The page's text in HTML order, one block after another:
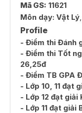
Mã GS: 11621
Môn dạy: Vật Lý,
Profile
- Điểm thi Đánh
- Điểm thi Tốt
26,25đ
- Điểm TB GPA
- Lớp 10, 11 đạt
- Lớp 12 đạt giải
- Lớp 11 đạt giải